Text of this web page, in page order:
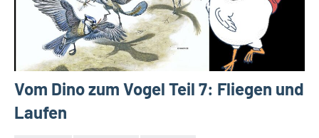
Vom Dino zum Vogel Teil 7: Fliegen und
Laufen